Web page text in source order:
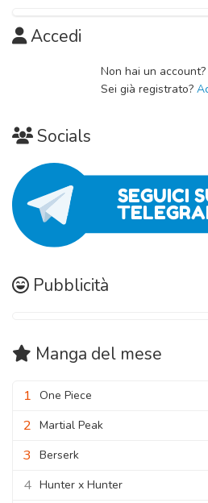
Accedi
Non hai un account?
Sei già registrato?
Socials
Pubblicità
Manga del mese
1 One Piece
2 Martial Peak
3 Berserk
4 Hunter x Hunter